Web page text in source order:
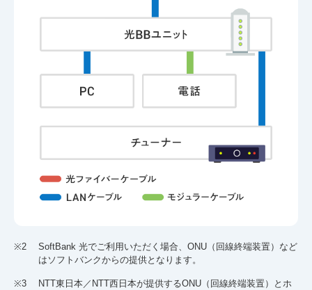
※2
SoftBank 光でご利用いただく場合、ONU（回線終端装置）など
はソフトバンクからの提供となります。
※3
NTT東日本／NTT西日本が提供するONU（回線終端装置）とホ